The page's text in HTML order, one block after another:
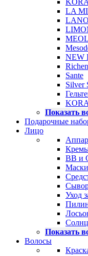
LA
NEW
Sante
Silver
Показать
Подарочные
Лицо
BB и
Уход
Показать
Волосы